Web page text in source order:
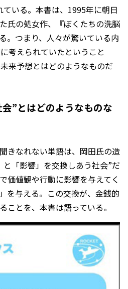
いる。本書は、1995年に朝日
氏の処女作、『ぼくたちの洗脳
。つまり、人々が驚いている内
考えられていたということ
来予想とはどのようなものだ
”とはどのようなものな
きなれない単語は、岡田氏の造
「影響」を交換しあう社会”だ
価値観や行動に影響を与えてく
を与える。この交換が、金銭的
ことを、本書は語っている。